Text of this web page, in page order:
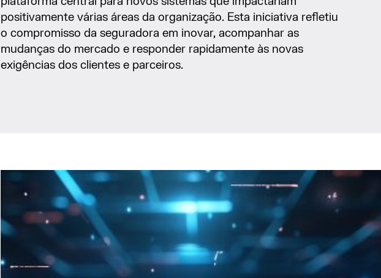
positivamente várias áreas da organização. Esta iniciativa refletiu
o compromisso da seguradora em inovar, acompanhar as
mudanças do mercado e responder rapidamente às novas
exigências dos clientes e parceiros.